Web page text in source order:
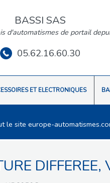
BASSI SAS
d'automatismes de portail
05.62.16.60.30
ET ELECTRONIQUES
le site europe-